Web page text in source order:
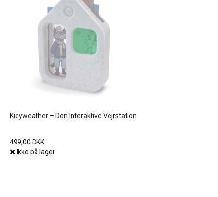
Kidyweather – Den Interaktive Vejrstation
499,00 DKK
Ikke på lager